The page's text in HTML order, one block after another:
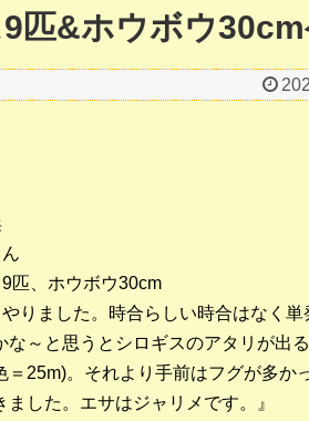
匹&ホウボウ30cm
匹、ホウボウ30cm
りました。時合らしい時合はなく
な～と思うとシロギスのアタリが出
＝25m)。それより手前はフグが多か
ました。エサはジャリメです。』